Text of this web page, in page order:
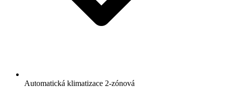
Automatická klimatizace 2-zónová